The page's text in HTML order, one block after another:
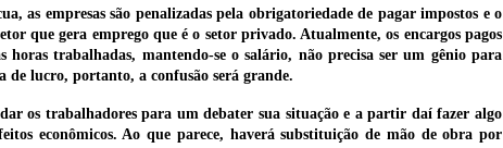
as empresas são penalizadas pela obrigatoriedade de pagar impostos e o
que gera emprego que é o setor privado. Atualmente, os encargos pagos
trabalhadas, mantendo-se o salário, não precisa ser um gênio para
de lucro, portanto, a confusão será grande.
os trabalhadores para um debater sua situação e a partir daí fazer algo
econômicos. Ao que parece, haverá substituição de mão de obra por